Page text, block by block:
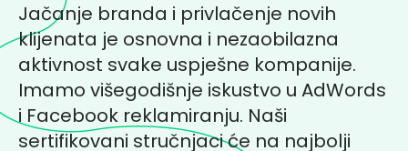
Jačanje branda i privlačenje novih
klijenata je osnovna i nezaobilazna
aktivnost svake uspješne kompanije.
Imamo višegodišnje iskustvo u AdWords
i Facebook reklamiranju. Naši
sertifikovani stručnjaci će na najbolji